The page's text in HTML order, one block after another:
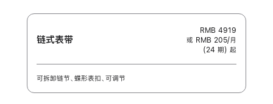
链式表带
RMB 4919
或 RMB 205/月
(24 期) 起
可拆卸链节、蝶形表扣、可调节